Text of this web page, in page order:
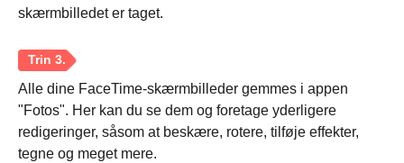
skærmbilledet er taget.
Alle dine FaceTime-skærmbilleder gemmes i appen
"Fotos". Her kan du se dem og foretage yderligere
redigeringer, såsom at beskære, rotere, tilføje effekter,
tegne og meget mere.